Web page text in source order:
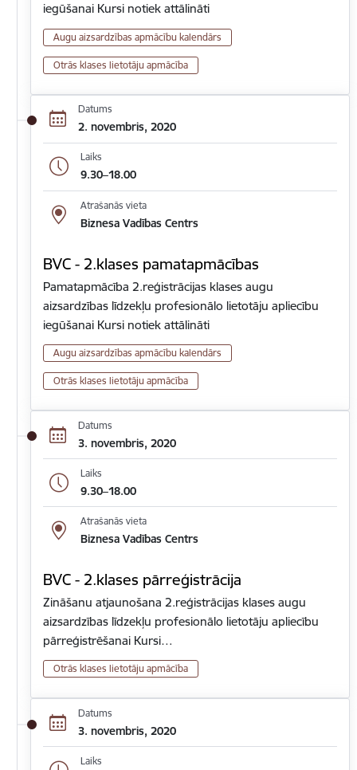
iegūšanai Kursi notiek attālināti
Augu aizsardzības apmācību kalendārs
Otrās klases lietotāju apmācība
Datums
2. novembris, 2020
Laiks
9.30–18.00
Atrašanās vieta
Biznesa Vadības Centrs
BVC - 2.klases pamatapmācības
Pamatapmācība 2.reģistrācijas klases augu
aizsardzības līdzekļu profesionālo lietotāju apliecību
iegūšanai Kursi notiek attālināti
Augu aizsardzības apmācību kalendārs
Otrās klases lietotāju apmācība
Datums
3. novembris, 2020
Laiks
9.30–18.00
Atrašanās vieta
Biznesa Vadības Centrs
BVC - 2.klases pārreģistrācija
Zināšanu atjaunošana 2.reģistrācijas klases augu
aizsardzības līdzekļu profesionālo lietotāju apliecību
pārreģistrēšanai Kursi…
Otrās klases lietotāju apmācība
Datums
3. novembris, 2020
Laiks